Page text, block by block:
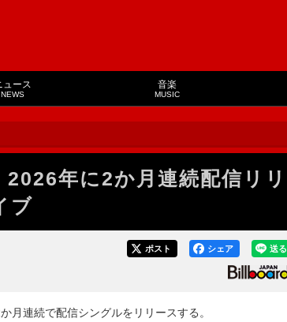
ュース
NEWS
音楽
MUSIC
年に2か月連続配信リリ
ブ
送る
シェア
ポスト
月連続で配信シングルをリリースする。